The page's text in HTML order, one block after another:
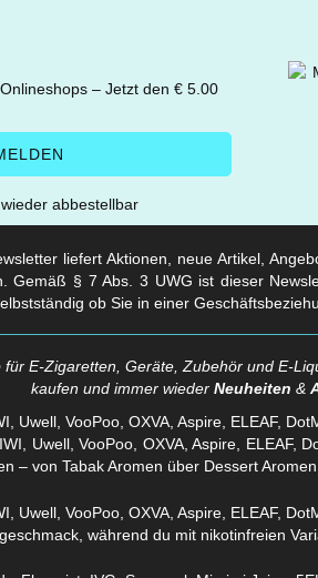
– Jetzt den € 5.00
abbestellbar
liefert Aktionen, neue Artikel,
Gemäß § 7 Abs. 3 UWG ist dieser
ob Sie in einer
E-Zigaretten, Geräte, Zubehör und E-
kaufen und immer wieder Neuheiten &
Uwell, VooPoo, OXVA, Aspire, ELEAF,
– von Tabak Aromen über Dessert
während du mit nikotinfreien